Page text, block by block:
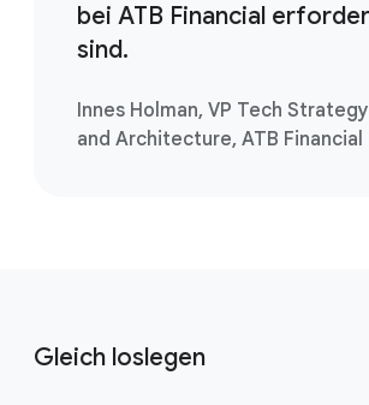
bei ATB Financial
sind.
Innes Holman, VP Tech Strategy
and Architecture, ATB Financial
Gleich loslegen